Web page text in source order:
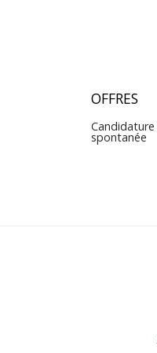
OFFRES
Candidature
spontanée